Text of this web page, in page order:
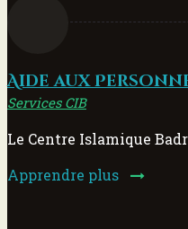
Aide aux
Services CIB
Le Centre Islamique
Apprendre plus